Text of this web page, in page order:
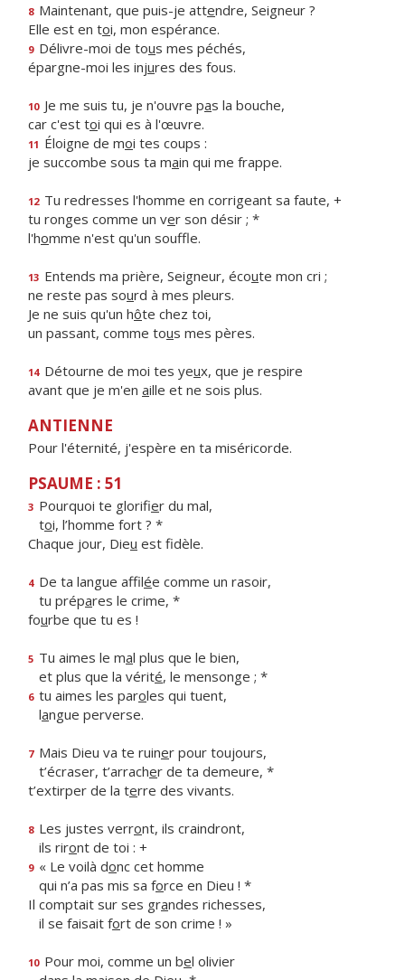
8 Maintenant, que puis-je attendre, Seigneur ?
Elle est en toi, mon espérance.
9 Délivre-moi de tous mes péchés,
épargne-moi les injures des fous.
10 Je me suis tu, je n'ouvre pas la bouche,
car c'est toi qui es à l'œuvre.
11 Éloigne de moi tes coups :
je succombe sous ta main qui me frappe.
12 Tu redresses l'homme en corrigeant sa faute, +
tu ronges comme un ver son désir ; *
l'homme n'est qu'un souffle.
13 Entends ma prière, Seigneur, écoute mon cri ;
ne reste pas sourd à mes pleurs.
Je ne suis qu'un hôte chez toi,
un passant, comme tous mes pères.
14 Détourne de moi tes yeux, que je respire
avant que je m'en aille et ne sois plus.
ANTIENNE
Pour l'éternité, j'espère en ta miséricorde.
PSAUME : 51
3 Pourquoi te glorifier du mal,
toi, l’homme fort ? *
Chaque jour, Dieu est fidèle.
4 De ta langue affilée comme un rasoir,
tu prépares le crime, *
fourbe que tu es !
5 Tu aimes le mal plus que le bien,
et plus que la vérité, le mensonge ; *
6 tu aimes les paroles qui tuent,
langue perverse.
7 Mais Dieu va te ruiner pour toujours,
t’écraser, t’arracher de ta demeure, *
t’extirper de la terre des vivants.
8 Les justes verront, ils craindront,
ils riront de toi : +
9 « Le voilà donc cet homme
qui n’a pas mis sa force en Dieu ! *
Il comptait sur ses grandes richesses,
il se faisait fort de son crime ! »
10 Pour moi, comme un bel olivier